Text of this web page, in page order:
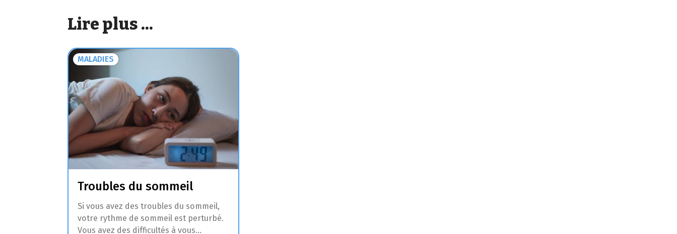
Lire plus ...
MALADIES
Troubles du sommeil
Si vous avez des troubles du sommeil,
votre rythme de sommeil est perturbé.
Vous avez des difficultés à vous